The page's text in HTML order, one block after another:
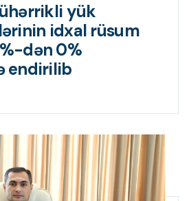
yük
idxal rüsum
dən 0%
endirilib